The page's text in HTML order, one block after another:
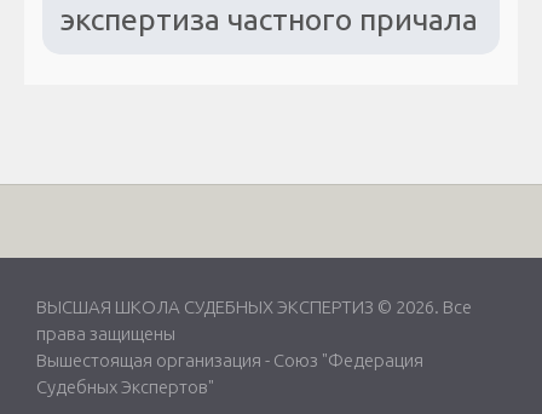
экспертиза частного причала
ВЫСШАЯ ШКОЛА СУДЕБНЫХ ЭКСПЕРТИЗ © 2026. Все
права защищены
Вышестоящая организация - Союз "Федерация
Судебных Экспертов"